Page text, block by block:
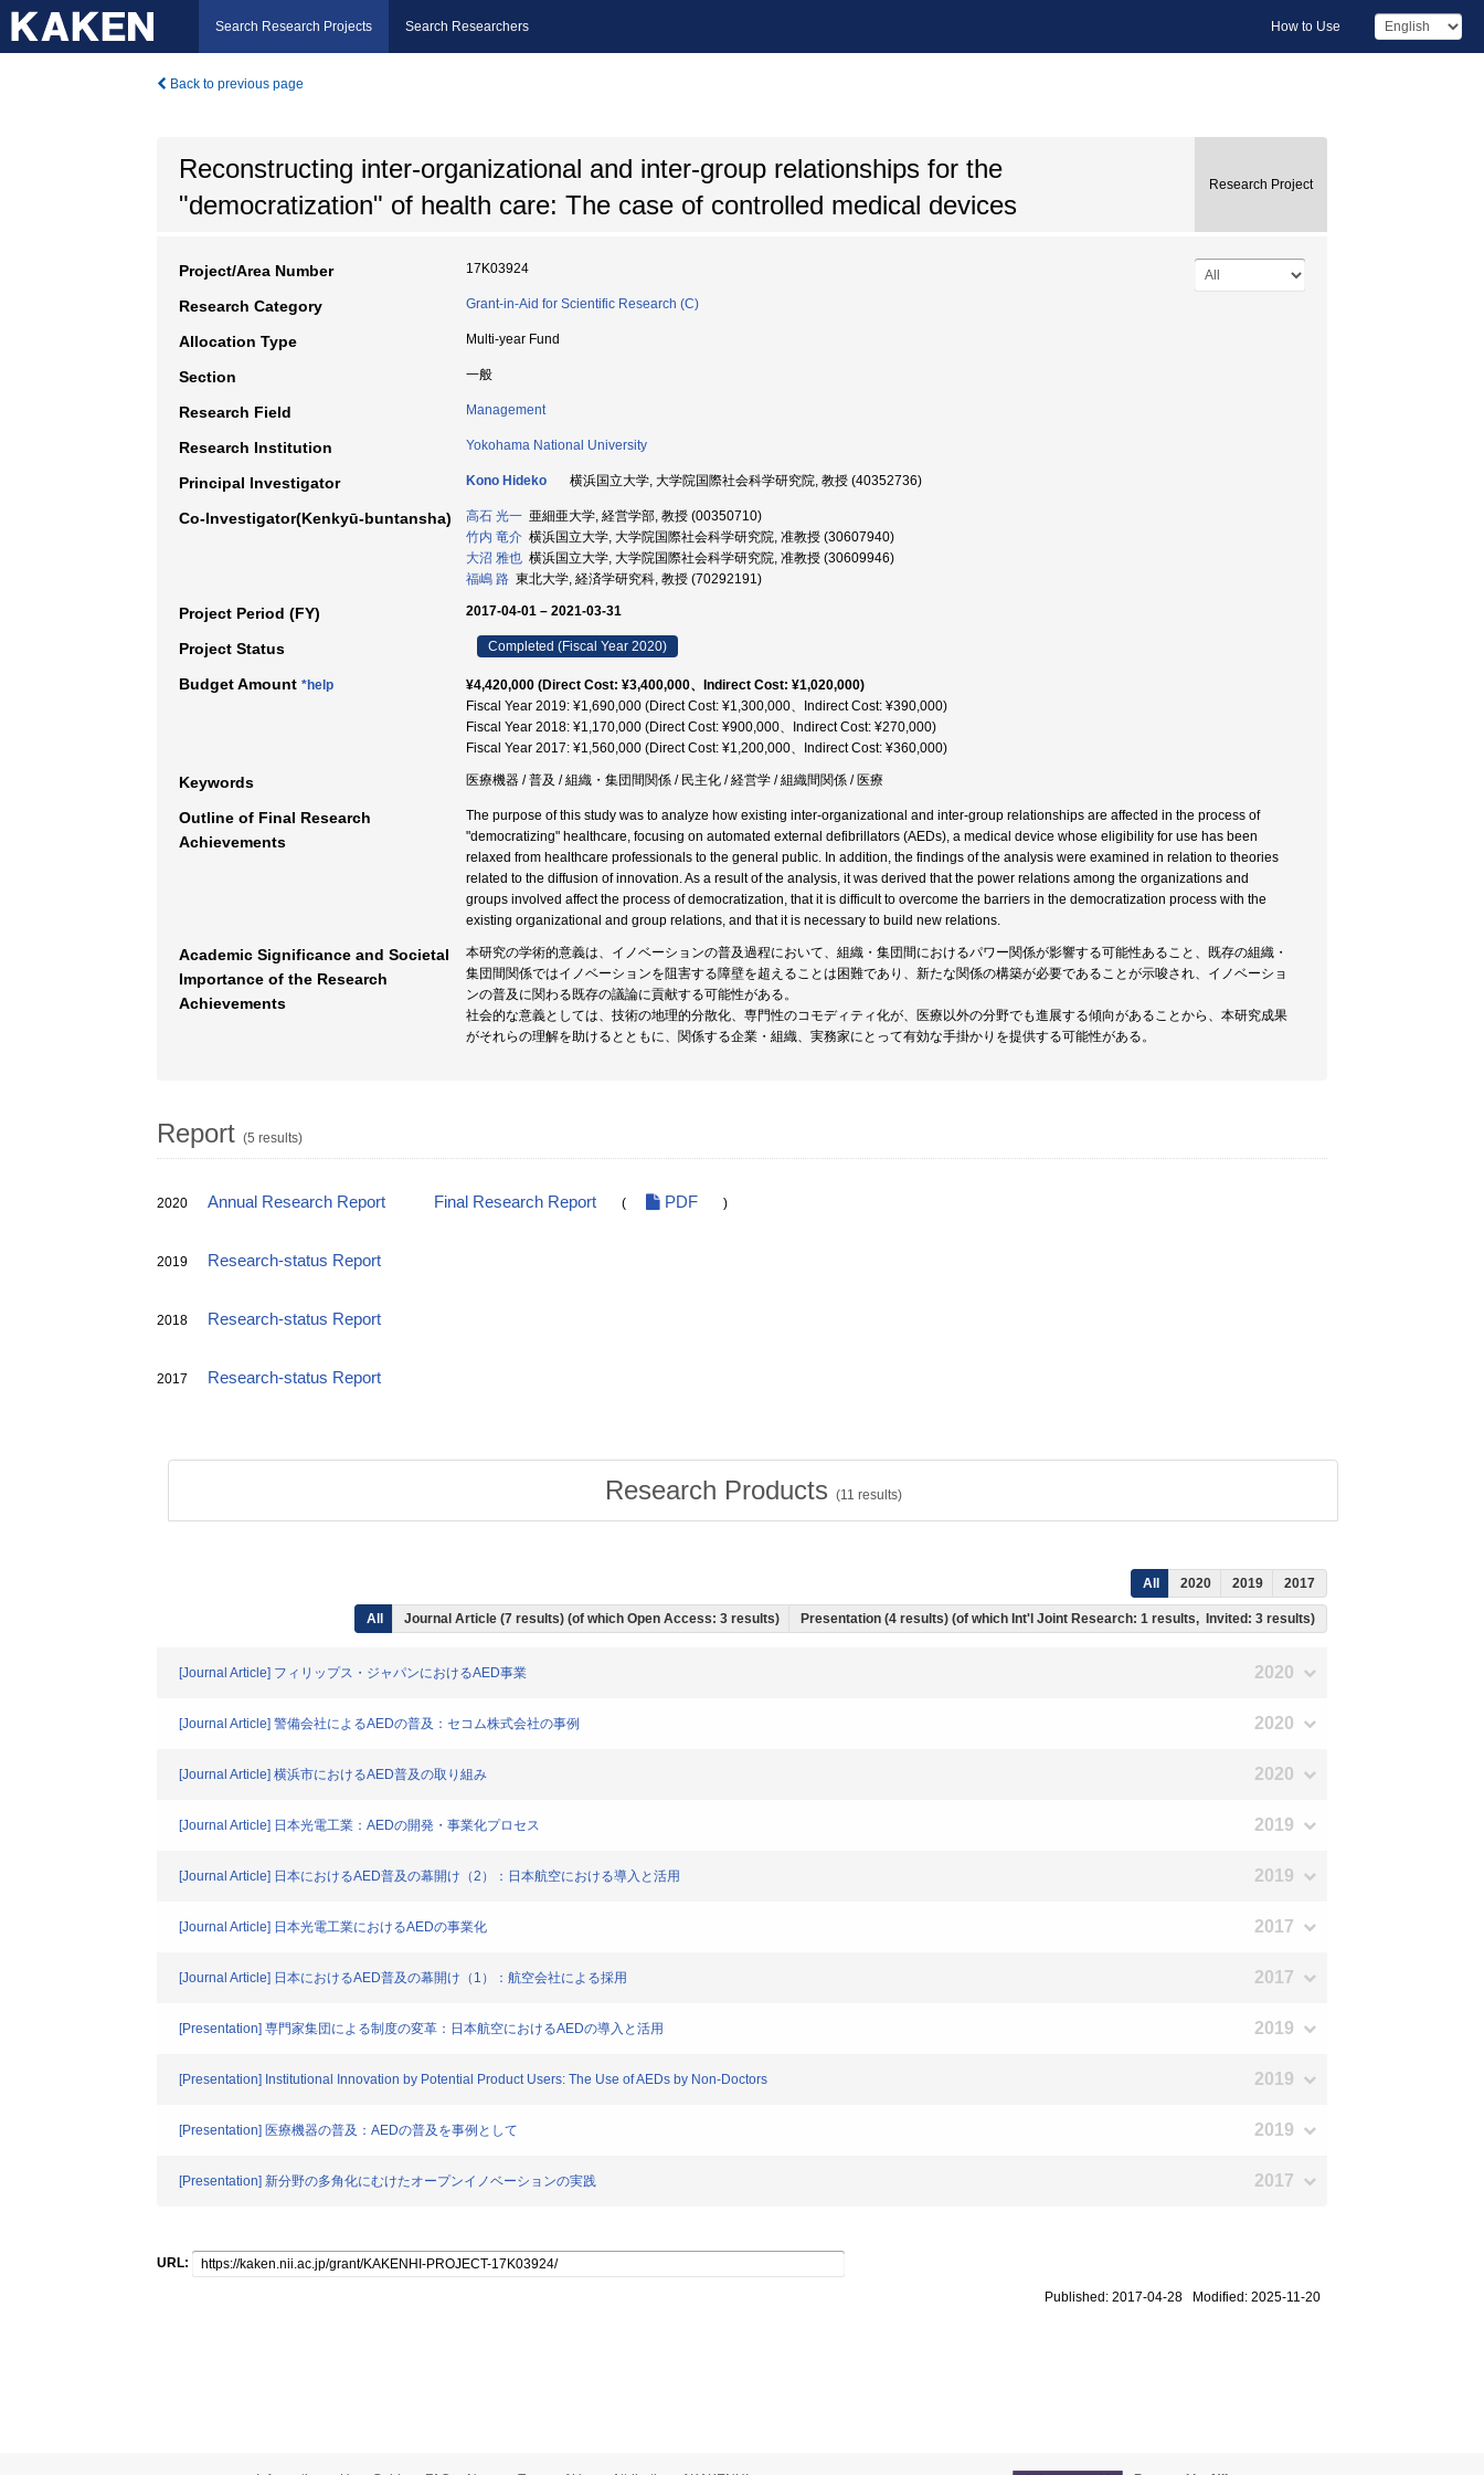
Search Research Projects Search Researchers How to Use
Back to previous page
Reconstructing inter-organizational and inter-group relationships for the
"democratization" of health care: The case of controlled medical devices
Research Project
Project/Area Number 17K03924
Research Category Grant-in-Aid for Scientific Research (C)
Allocation Type Multi-year Fund
Section 一般
Research Field Management
Research Institution Yokohama National University
Principal Investigator Kono Hideko 横浜国立大学, 大学院国際社会科学研究院, 教授 (40352736)
Co-Investigator(Kenkyū-buntansha) 高石 光一 亜細亜大学, 経営学部, 教授 (00350710)
竹内 竜介 横浜国立大学, 大学院国際社会科学研究院, 准教授 (30607940)
大沼 雅也 横浜国立大学, 大学院国際社会科学研究院, 准教授 (30609946)
福嶋 路 東北大学, 経済学研究科, 教授 (70292191)
Project Period (FY) 2017-04-01 – 2021-03-31
Project Status Completed (Fiscal Year 2020)
Budget Amount *help
¥4,420,000 (Direct Cost: ¥3,400,000、Indirect Cost: ¥1,020,000)
Fiscal Year 2019: ¥1,690,000 (Direct Cost: ¥1,300,000、Indirect Cost: ¥390,000)
Fiscal Year 2018: ¥1,170,000 (Direct Cost: ¥900,000、Indirect Cost: ¥270,000)
Fiscal Year 2017: ¥1,560,000 (Direct Cost: ¥1,200,000、Indirect Cost: ¥360,000)
Keywords 医療機器 / 普及 / 組織・集団間関係 / 民主化 / 経営学 / 組織間関係 / 医療
Outline of Final Research
Achievements
The purpose of this study was to analyze how existing inter-organizational and inter-group relationships are affected in the process of
"democratizing" healthcare, focusing on automated external defibrillators (AEDs), a medical device whose eligibility for use has been
relaxed from healthcare professionals to the general public. In addition, the findings of the analysis were examined in relation to theories
related to the diffusion of innovation. As a result of the analysis, it was derived that the power relations among the organizations and
groups involved affect the process of democratization, that it is difficult to overcome the barriers in the democratization process with the
existing organizational and group relations, and that it is necessary to build new relations.
Academic Significance and Societal
Importance of the Research
Achievements
本研究の学術的意義は、イノベーションの普及過程において、組織・集団間におけるパワー関係が影響する可能性あること、既存の組織・
集団間関係ではイノベーションを阻害する障壁を超えることは困難であり、新たな関係の構築が必要であることが示唆され、イノベーショ
ンの普及に関わる既存の議論に貢献する可能性がある。
社会的な意義としては、技術の地理的分散化、専門性のコモディティ化が、医療以外の分野でも進展する傾向があることから、本研究成果
がそれらの理解を助けるとともに、関係する企業・組織、実務家にとって有効な手掛かりを提供する可能性がある。
Report (5 results)
2020 Annual Research Report Final Research Report ( PDF )
2019 Research-status Report
2018 Research-status Report
2017 Research-status Report
Research Products (11 results)
All 2020 2019 2017
All Journal Article (7 results) (of which Open Access: 3 results) Presentation (4 results) (of which Int'l Joint Research: 1 results, Invited: 3 results)
[Journal Article] フィリップス・ジャパンにおけるAED事業 2020
[Journal Article] 警備会社によるAEDの普及：セコム株式会社の事例 2020
[Journal Article] 横浜市におけるAED普及の取り組み 2020
[Journal Article] 日本光電工業：AEDの開発・事業化プロセス 2019
[Journal Article] 日本におけるAED普及の幕開け（2）：日本航空における導入と活用 2019
[Journal Article] 日本光電工業におけるAEDの事業化 2017
[Journal Article] 日本におけるAED普及の幕開け（1）：航空会社による採用 2017
[Presentation] 専門家集団による制度の変革：日本航空におけるAEDの導入と活用 2019
[Presentation] Institutional Innovation by Potential Product Users: The Use of AEDs by Non-Doctors 2019
[Presentation] 医療機器の普及：AEDの普及を事例として 2019
[Presentation] 新分野の多角化にむけたオープンイノベーションの実践 2017
URL:
Published: 2017-04-28 Modified: 2025-11-20